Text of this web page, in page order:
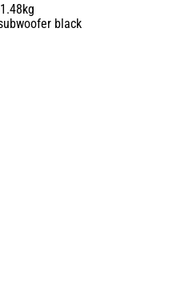
black